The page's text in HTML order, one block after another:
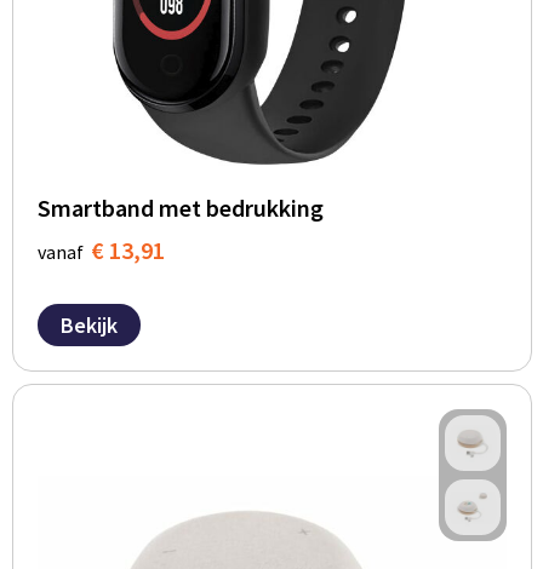
Smartband met bedrukking
vanaf € 13,91
Bekijk